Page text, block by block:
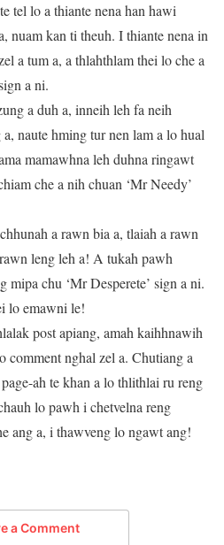
tel lo a thiante nena han hawi
nuam kan ti theuh. I thiante nena in
a tum a, a thlahthlam thei lo che a
a ni.
a duh a, inneih leh fa neih
naute hming tur nen lam a lo hual
mamawhna leh duhna ringawt
che a nih chuan ‘Mr Needy’
a rawn bia a, tlaiah a rawn
leng leh a! A tukah pawh
chu ‘Mr Desperete’ sign a ni.
lo emawni le!
post apiang, amah kaihhnawih
comment nghal zel a. Chutiang a
ah te khan a lo thlithlai ru reng
lo pawh i chetvelna reng
ang a, i thawveng lo ngawt ang!
a Comment